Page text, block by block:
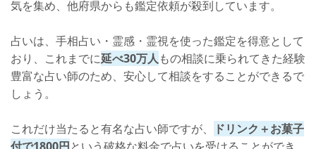
気を集め、他府県からも鑑定依頼が殺到しています。
占いは、手相占い・霊感・霊視を使った鑑定を得意として
おり、これまでに延べ30万人もの相談に乗られてきた経験
豊富な占い師のため、安心して相談をすることができるで
しょう。
これだけ当たると有名な占い師ですが、
ドリンク＋お菓子
付で1800円という破格な料金で占いを受けることができ